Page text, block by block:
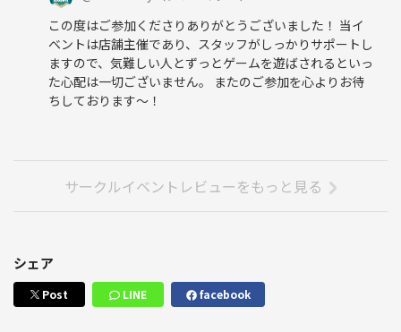
この度はご参加くださりありがとうございました！ 当イ
ベントは店舗主催であり、スタッフがしっかりサポートし
ますので、気難しい人とずっとゲームを遊ばされるといっ
た心配は一切ございません。 またのご参加を心よりお待
ちしております〜！
サークルイベントレビューをもっと見る
シェア
Post LINE facebook